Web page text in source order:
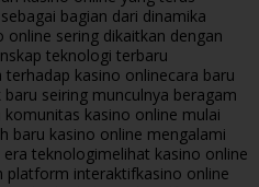
bagian dari dinamika
online sering dikaitkan dengan
teknologi terbaru
kasino onlinecara baru
seiring munculnya beragam
komunitas kasino online mulai
baru kasino online mengalami
era teknologimelihat kasino online
platform interaktifkasino online